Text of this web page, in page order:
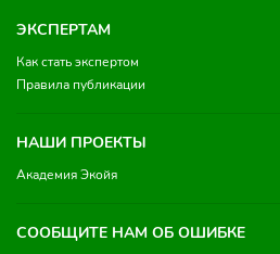
ЭКСПЕРТАМ
Как стать экспертом
Правила публикации
НАШИ ПРОЕКТЫ
Академия Экойя
СООБЩИТЕ НАМ ОБ ОШИБКЕ